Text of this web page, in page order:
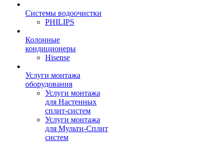
Системы водоочистки
PHILIPS
Колонные
кондиционеры
Hisense
Услуги монтажа
оборудования
Услуги монтажа
для Настенных
сплит-систем
Услуги монтажа
для Мульти-Сплит
систем